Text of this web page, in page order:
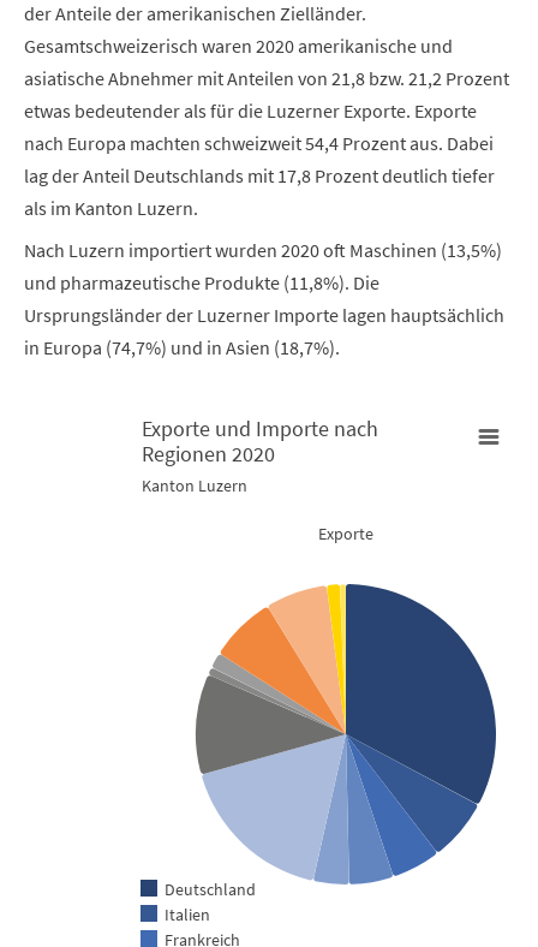
der Anteile der amerikanischen Zielländer.
Gesamtschweizerisch waren 2020 amerikanische und
asiatische Abnehmer mit Anteilen von 21,8 bzw. 21,2 Prozent
etwas bedeutender als für die Luzerner Exporte. Exporte
nach Europa machten schweizweit 54,4 Prozent aus. Dabei
lag der Anteil Deutschlands mit 17,8 Prozent deutlich tiefer
als im Kanton Luzern.
Nach Luzern importiert wurden 2020 oft Maschinen (13,5%)
und pharmazeutische Produkte (11,8%). Die
Ursprungsländer der Luzerner Importe lagen hauptsächlich
in Europa (74,7%) und in Asien (18,7%).
Exporte und Importe nach Regionen 2020
View as data table, Exporte und Importe nach Regionen
Exporte
Exporte und Importe nach
Regionen 2020
Kanton Luzern
Deutschland
Italien
Frankreich